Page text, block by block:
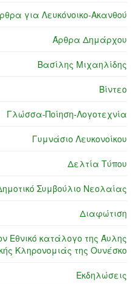
για Λευκόνοικο-Ακανθού
Άρθρα Δημάρχου
Βασίλης Μιχαηλίδης
Βίντεο
Γλώσσα-Ποίηση-Λογοτεχνία
Γυμνάσιο Λευκονοίκου
Δελτία Τύπου
Συμβούλιο Νεολαίας
Διαφώτιση
Εθνικό κατάλογο της Άυλης
Κληρονομιάς της Ουνέσκο
Εκδηλώσεις